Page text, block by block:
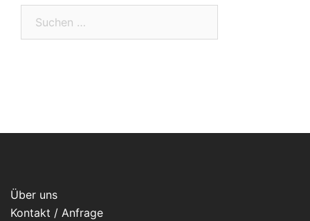
Über uns
Kontakt / Anfrage